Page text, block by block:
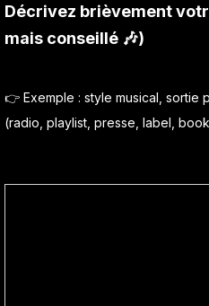
Décrivez brièvement
mais conseillé 🎶)
👉 Exemple : style musical, sortie
(radio, playlist, presse, label,